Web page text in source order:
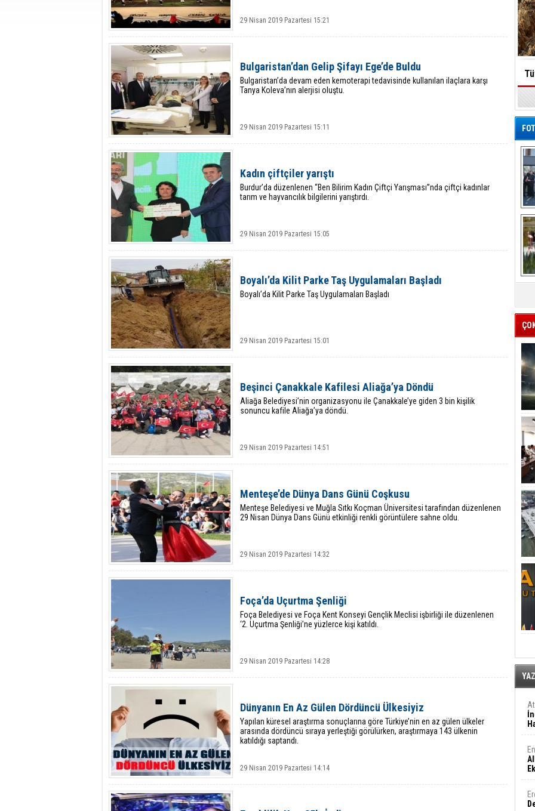
29 Nisan 2019 Pazartesi 15:21
Bulgaristan’dan Gelip Şifayı Ege’de Buldu
Bulgaristan’da devam eden kemoterapi tedavisinde kullanılan ilaçlara karşı
Tanya Koleva’nın alerjisi oluştu.
29 Nisan 2019 Pazartesi 15:11
Kadın çiftçiler yarıştı
Burdur’da düzenlenen “Ben Bilirim Kadın Çiftçi Yarışması”nda çiftçi kadınlar
tarım ve hayvancılık bilgilerini yarıştırdı.
29 Nisan 2019 Pazartesi 15:05
Boyalı’da Kilit Parke Taş Uygulamaları Başladı
Boyalı’da Kilit Parke Taş Uygulamaları Başladı
29 Nisan 2019 Pazartesi 15:01
Beşinci Çanakkale Kafilesi Aliağa’ya Döndü
Aliağa Belediyesi’nin organizasyonu ile Çanakkale’ye giden 3 bin kişilik
sonuncu kafile Aliağa’ya döndü.
29 Nisan 2019 Pazartesi 14:51
Menteşe’de Dünya Dans Günü Coşkusu
Menteşe Belediyesi ve Muğla Sıtkı Koçman Üniversitesi tarafından düzenlenen
29 Nisan Dünya Dans Günü etkinliği renkli görüntülere sahne oldu.
29 Nisan 2019 Pazartesi 14:32
Foça’da Uçurtma Şenliği
Foça Belediyesi ve Foça Kent Konseyi Gençlik Meclisi işbirliği ile düzenlenen
‘2. Uçurtma Şenliği’ne yüzlerce kişi katıldı.
29 Nisan 2019 Pazartesi 14:28
Dünyanın En Az Gülen Dördüncü Ülkesiyiz
Yapılan küresel araştırma sonuçlarına göre Türkiye’nin en az gülen ülkeler
arasında dördüncü sıraya yerleştiği görülürken, araştırmaya 143 ülkenin
katıldığı saptandı.
29 Nisan 2019 Pazartesi 14:14